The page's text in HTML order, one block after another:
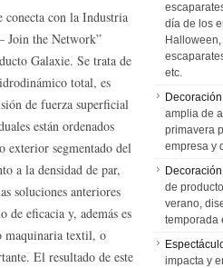
conecta con la Industria
Join the Network”
Galaxie. Se trata de
total, es
de fuerza superficial
están ordenados
exterior segmentado del
a la densidad de par,
soluciones anteriores
de eficacia y, además es
maquinaria textil, o
El resultado de este
día de los
etc.
amplia de
primavera
empresa y
de
verano,
temporada
impacta y